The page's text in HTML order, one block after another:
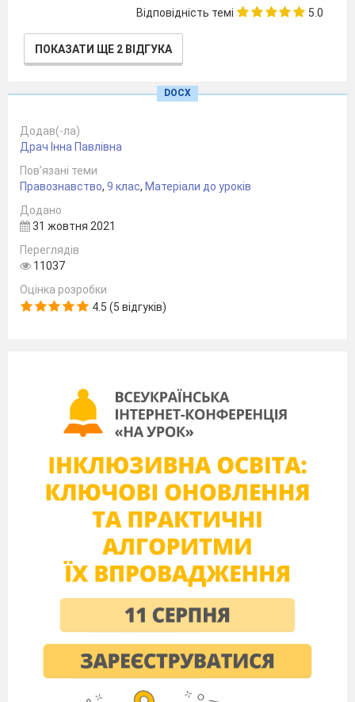
органів можна вирішити наведені ситуації та
вид звернення громадян.
селищної ради із проханням посприяти їй в
отриманні земельної ділянки під забудову.
Органи, за допомогою яких можна вирішити
ситуацію ___________________
Вид звернення
Ситуація №2. Громадянин Д. написав листа до
керівника комунального підприємства, яке
займалося вивозом сміття, у якому довів його
до відома, що сміття не регулярно вивозять.
Відповідність темі
5.0
ПОКАЗАТИ ЩЕ 2 ВІДГУКА
DOCX
Додав(-ла)
Драч Інна Павлівна
Пов’язані теми
Правознавство, 9 клас, Матеріали до уроків
Додано
31 жовтня 2021
Переглядів
11037
Оцінка розробки
4.5 (5 відгуків)